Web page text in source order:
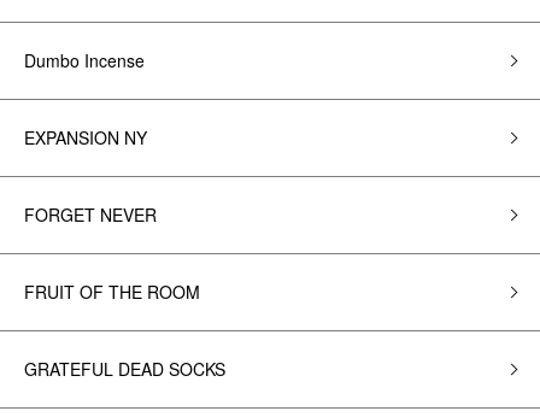
Dumbo Incense
EXPANSION NY
FORGET NEVER
FRUIT OF THE ROOM
GRATEFUL DEAD SOCKS